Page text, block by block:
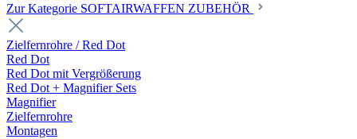
Zur Kategorie SOFTAIRWAFFEN ZUBEHÖR
Zielfernrohre / Red Dot
Red Dot
Red Dot mit Vergrößerung
Red Dot + Magnifier Sets
Magnifier
Zielfernrohre
Montagen